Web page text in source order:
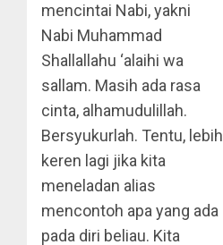
mencintai Nabi, yakni
Nabi Muhammad
Shallallahu ‘alaihi wa
sallam. Masih ada rasa
cinta, alhamudulillah.
Bersyukurlah. Tentu, lebih
keren lagi jika kita
meneladan alias
mencontoh apa yang ada
pada diri beliau. Kita